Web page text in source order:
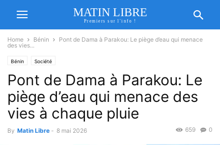
MATIN LIBRE
Premiers sur l'info !
Home Bénin
Pont de Dama à Parakou: Le piège d’eau qui menace
des vies...
Bénin Société
Pont de Dama à Parakou: Le
piège d’eau qui menace des
vies à chaque pluie
By Matin Libre - 8 mai 2026 0
659